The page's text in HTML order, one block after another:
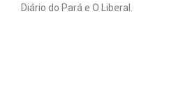
Diário do Pará e O Liberal.